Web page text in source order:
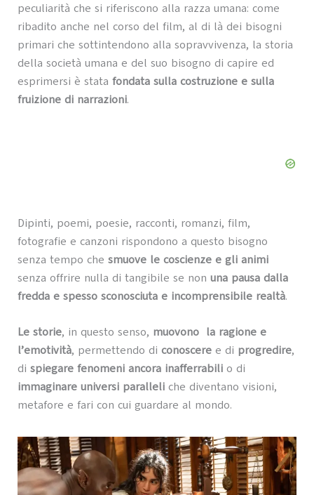
peculiarità che si riferiscono alla razza umana: come
ribadito anche nel corso del film, al di là dei bisogni
primari che sottintendono alla sopravvivenza, la storia
della società umana e del suo bisogno di capire ed
esprimersi è stata fondata sulla costruzione e sulla
fruizione di narrazioni.
Dipinti, poemi, poesie, racconti, romanzi, film,
fotografie e canzoni rispondono a questo bisogno
senza tempo che smuove le coscienze e gli animi
senza offrire nulla di tangibile se non una pausa dalla
fredda e spesso sconosciuta e incomprensibile realtà.
Le storie, in questo senso, muovono la ragione e
l’emotività, permettendo di conosceree di progredire,
di spiegare fenomeni ancora inafferrabilio di
immaginare universi paralleliche diventano visioni,
metafore e fari con cui guardare al mondo.